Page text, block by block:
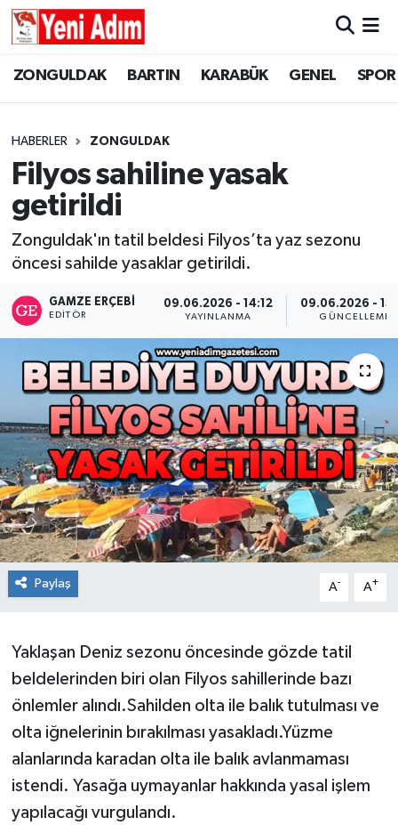
ZONGULDAK BARTIN KARABÜK GENEL SPOR
HABERLER ZONGULDAK
Filyos sahiline yasak
getirildi
Zonguldak'ın tatil beldesi Filyos’ta yaz sezonu
öncesi sahilde yasaklar getirildi.
GAMZE ERÇEBI
EDITÖR
09.06.2026 - 14:12
YAYINLANMA
09.06.2026 -
GÜNCELLEME
Paylaş A- A+
Yaklaşan Deniz sezonu öncesinde gözde tatil
beldelerinden biri olan Filyos sahillerinde bazı
önlemler alındı.Sahilden olta ile balık tutulması ve
olta iğnelerinin bırakılması yasakladı.Yüzme
alanlarında karadan olta ile balık avlanmaması
istendi. Yasağa uymayanlar hakkında yasal işlem
yapılacağı vurgulandı.
ZONGULDAK
GÜNCEL
SİYASET
RESMİ İLAN
ZONGULDAK
GENEL
SPOR
SİYASET
SAĞLIK
GÜNCEL
RESMİ İLAN
Künye
Zonguldak Hava Durumu
Süper Lig Puan Durumu ve Fikstür
Tüm Manşetler
Son Dakika Haberleri
Haber Arşivi